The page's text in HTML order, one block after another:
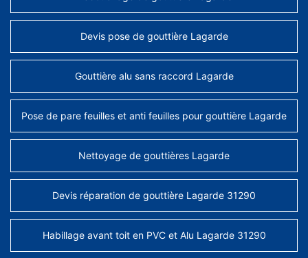
Devis pose de gouttière Lagarde
Gouttière alu sans raccord Lagarde
Pose de pare feuilles et anti feuilles pour gouttière Lagarde
Nettoyage de gouttières Lagarde
Devis réparation de gouttière Lagarde 31290
Habillage avant toit en PVC et Alu Lagarde 31290